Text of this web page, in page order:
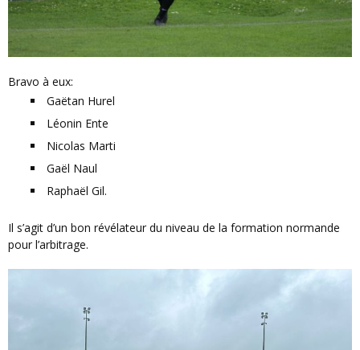
Bravo à eux:
Gaëtan Hurel
Léonin Ente
Nicolas Marti
Gaël Naul
Raphaël Gil.
Il s’agit d’un bon révélateur du niveau de la formation normande
pour l’arbitrage.